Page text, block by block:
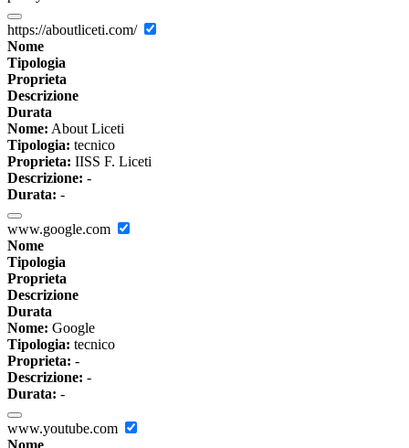
https://aboutliceti.com/
Nome
Tipologia
Proprieta
Descrizione
Durata
Nome: About Liceti
Tipologia: tecnico
Proprieta: IISS F. Liceti
Descrizione: -
Durata: -
www.google.com
Nome
Tipologia
Proprieta
Descrizione
Durata
Nome: Google
Tipologia: tecnico
Proprieta: -
Descrizione: -
Durata: -
www.youtube.com